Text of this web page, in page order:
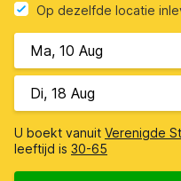
Op dezelfde locatie
U boekt vanuit Verenigde
leeftijd is 30-65